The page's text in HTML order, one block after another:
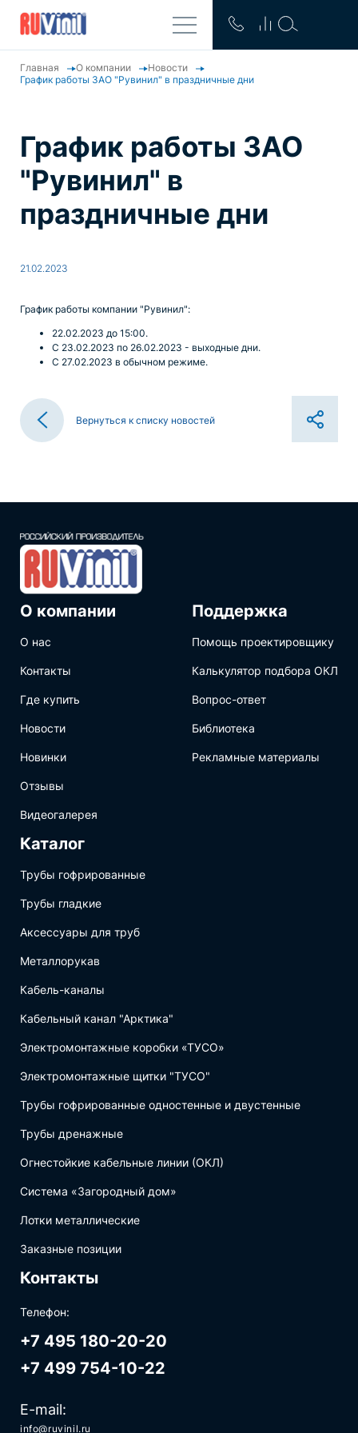
Главная О компании
Новости
График работы ЗАО "Рувинил" в праздничные дни
График работы ЗАО
"Рувинил" в
праздничные дни
21.02.2023
График работы компании "Рувинил":
22.02.2023 до 15:00.
С 23.02.2023 по 26.02.2023 - выходные дни.
С 27.02.2023 в обычном режиме.
Вернуться к списку новостей
О компании
О нас
Контакты
Где купить
Новости
Новинки
Отзывы
Видеогалерея
Поддержка
Помощь проектировщику
Калькулятор подбора ОКЛ
Вопрос-ответ
Библиотека
Рекламные материалы
Каталог
Трубы гофрированные
Трубы гладкие
Аксессуары для труб
Металлорукав
Кабель-каналы
Кабельный канал "Арктика"
Электромонтажные коробки «ТУСО»
Электромонтажные щитки "ТУСО"
Трубы гофрированные одностенные и двустенные
Трубы дренажные
Огнестойкие кабельные линии (ОКЛ)
Система «Загородный дом»
Лотки металлические
Заказные позиции
Контакты
Телефон:
+7 495 180-20-20
+7 499 754-10-22
E-mail:
info@ruvinil.ru